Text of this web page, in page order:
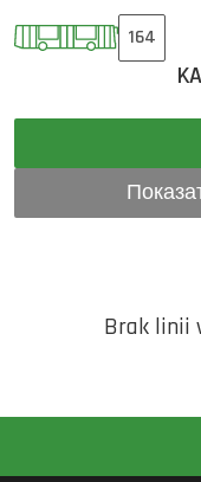
164
Brak linii